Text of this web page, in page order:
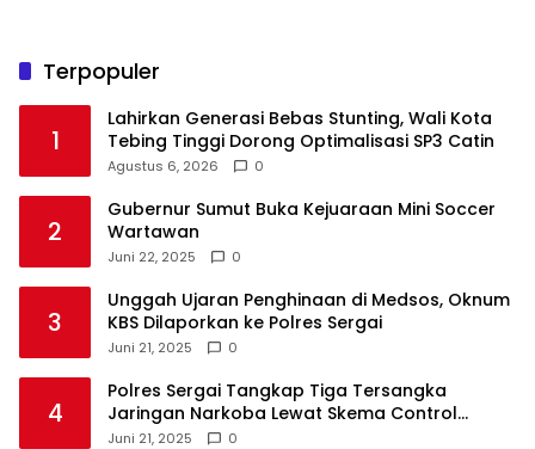
Terpopuler
1
Lahirkan Generasi Bebas Stunting, Wali Kota
Tebing Tinggi Dorong Optimalisasi SP3 Catin
Agustus 6, 2026 0
2
Gubernur Sumut Buka Kejuaraan Mini Soccer
Wartawan
Juni 22, 2025 0
3
Unggah Ujaran Penghinaan di Medsos, Oknum
KBS Dilaporkan ke Polres Sergai
Juni 21, 2025 0
4
Polres Sergai Tangkap Tiga Tersangka
Jaringan Narkoba Lewat Skema Control
Delivery
Juni 21, 2025 0